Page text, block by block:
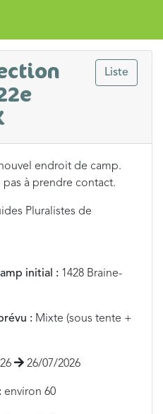
Liste
endroit de camp.
à prendre contact.
Pluralistes de
initial : 1428 Braine-
: Mixte (sous tente +
26/07/2026
environ 60